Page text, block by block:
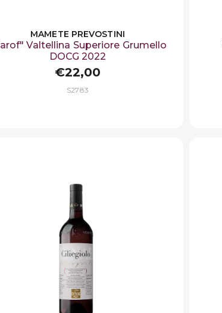
MAMETE PREVOSTINI
Valtellina Superiore Grumello
DOCG 2022
€22,00
S2783